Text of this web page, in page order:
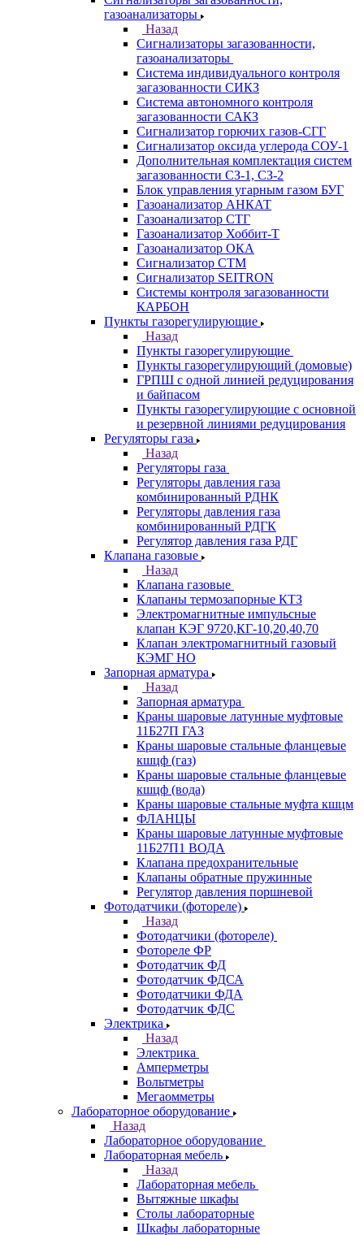
газоанализаторы
Назад
Сигнализаторы загазованности,
газоанализаторы
Система индивидуального контроля
загазованности СИКЗ
Система автономного контроля
загазованности САКЗ
Сигнализатор горючих газов-СГГ
Сигнализатор оксида углерода СОУ-1
Дополнительная комплектация систем
загазованности СЗ-1, СЗ-2
Блок управления угарным газом БУГ
Газоанализатор АНКАТ
Газоанализатор СТГ
Газоанализатор Хоббит-Т
Газоанализатор ОКА
Сигнализатор СТМ
Сигнализатор SEITRON
Системы контроля загазованности
КАРБОН
Пункты газорегулирующие
Назад
Пункты газорегулирующие
Пункты газорегулирующий (домовые)
ГРПШ с одной линией редуцирования
и байпасом
Пункты газорегулирующие с основной
и резервной линиями редуцирования
Регуляторы газа
Назад
Регуляторы газа
Регуляторы давления газа
комбинированный РДНК
Регуляторы давления газа
комбинированный РДГК
Регулятор давления газа РДГ
Клапана газовые
Назад
Клапана газовые
Клапаны термозапорные КТЗ
Электромагнитные импульсные
клапан КЭГ 9720,КГ-10,20,40,70
Клапан электромагнитный газовый
КЭМГ НО
Запорная арматура
Назад
Запорная арматура
Краны шаровые латунные муфтовые
11Б27П ГАЗ
Краны шаровые стальные фланцевые
кшцф (газ)
Краны шаровые стальные фланцевые
кшцф (вода)
Краны шаровые стальные муфта кшцм
ФЛАНЦЫ
Краны шаровые латунные муфтовые
11Б27П1 ВОДА
Клапана предохранительные
Клапаны обратные пружинные
Регулятор давления поршневой
Фотодатчики (фотореле)
Назад
Фотодатчики (фотореле)
Фотореле ФР
Фотодатчик ФД
Фотодатчик ФДСА
Фотодатчики ФДА
Фотодатчик ФДС
Электрика
Назад
Электрика
Амперметры
Вольтметры
Мегаомметры
Лабораторное оборудование
Назад
Лабораторное оборудование
Лабораторная мебель
Назад
Лабораторная мебель
Вытяжные шкафы
Столы лабораторные
Шкафы лабораторные